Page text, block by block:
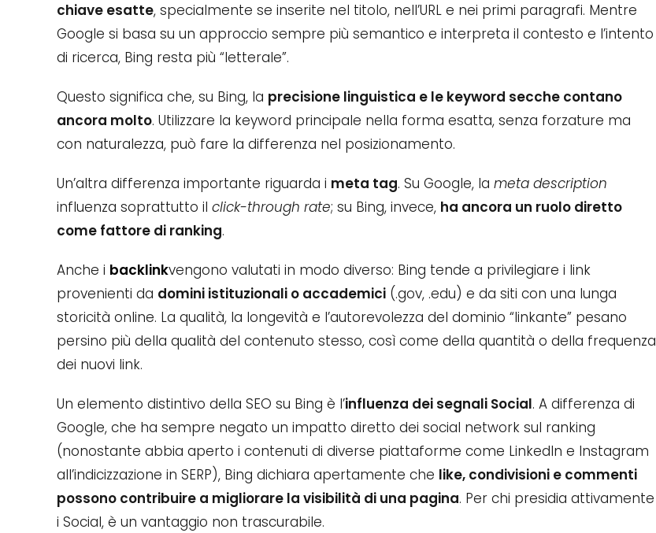
chiave esatte, specialmente se inserite nel titolo, nell’URL e nei primi paragrafi. Mentre
Google si basa su un approccio sempre più semantico e interpreta il contesto e l’intento
di ricerca, Bing resta più “letterale”.
Questo significa che, su Bing, la precisione linguistica e le keyword secche contano
ancora molto. Utilizzare la keyword principale nella forma esatta, senza forzature ma
con naturalezza, può fare la differenza nel posizionamento.
Un’altra differenza importante riguarda i meta tag. Su Google, la meta description
influenza soprattutto il click-through rate; su Bing, invece, ha ancora un ruolo diretto
come fattore di ranking.
Anche i backlinkvengono valutati in modo diverso: Bing tende a privilegiare i link
provenienti da domini istituzionali o accademici (.gov, .edu) e da siti con una lunga
storicità online. La qualità, la longevità e l’autorevolezza del dominio “linkante” pesano
persino più della qualità del contenuto stesso, così come della quantità o della frequenza
dei nuovi link.
Un elemento distintivo della SEO su Bing è l’influenza dei segnali Social. A differenza di
Google, che ha sempre negato un impatto diretto dei social network sul ranking
(nonostante abbia aperto i contenuti di diverse piattaforme come LinkedIn e Instagram
all’indicizzazione in SERP), Bing dichiara apertamente che like, condivisioni e commenti
possono contribuire a migliorare la visibilità di una pagina. Per chi presidia attivamente
i Social, è un vantaggio non trascurabile.